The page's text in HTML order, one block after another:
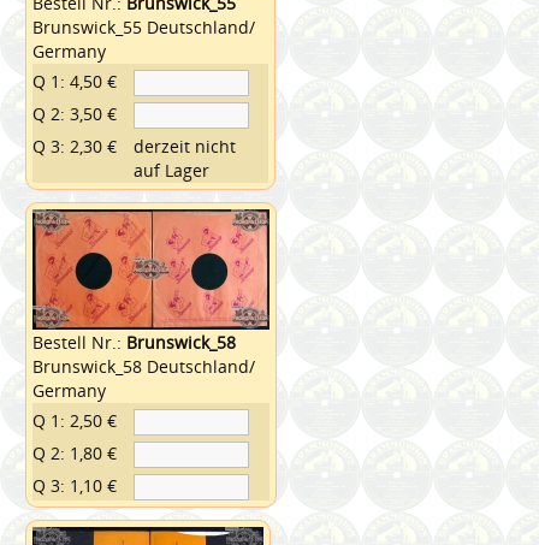
Brunswick_55 Deutschland/
Germany
Q 1: 4,50 €
Q 2: 3,50 €
Q 3: 2,30 €
derzeit nicht
auf Lager
Bestell Nr.: Brunswick_58
Brunswick_58 Deutschland/
Germany
Q 1: 2,50 €
Q 2: 1,80 €
Q 3: 1,10 €